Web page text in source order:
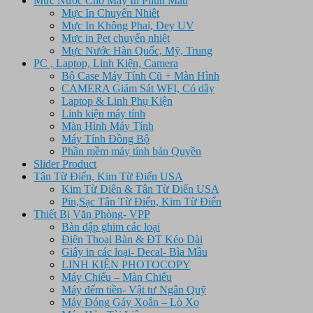
Mực In Chuyển Nhiêt
Mực In Không Phai, Dey UV
Mực in Pet chuyển nhiệt
Mực Nước Hàn Quốc, Mỹ, Trung
PC , Laptop, Linh Kiện, Camera
Bộ Case Máy Tính Cũ + Màn Hình
CAMERA Giám Sát WFI, Có dây
Laptop & Linh Phụ Kiện
Linh kiện máy tính
Màn Hình Máy Tính
Máy Tính Đồng Bộ
Phần mềm máy tính bản Quyền
Slider Product
Tân Từ Điển, Kim Từ Điển USA
Kim Từ Điên & Tân Từ Điển USA
Pin,Sạc Tân Từ Điển, Kim Từ Điển
Thiết Bị Văn Phòng- VPP
Bàn dập ghim các loại
Điện Thoại Bàn & ĐT Kéo Dài
Giấy in các loại- Decal- Bìa Mầu
LINH KIỆN PHOTOCOPY
Máy Chiếu – Màn Chiếu
Máy đếm tiền- Vật tư Ngân Quỹ
Máy Đóng Gáy Xoắn – Lò Xo